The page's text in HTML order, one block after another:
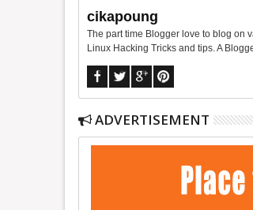
cikapoung
The part time Blogger love to blog on
Linux Hacking Tricks and tips. A
ADVERTISEMENT